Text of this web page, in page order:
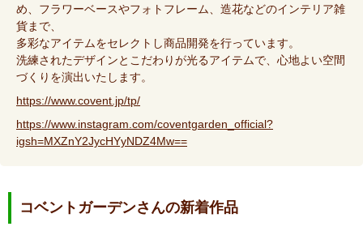
め、フラワーベースやフォトフレーム、造花などのインテリア雑
貨まで、
多彩なアイテムをセレクトし商品開発を行っています。
洗練されたデザインとこだわりが光るアイテムで、心地よい空間
づくりを演出いたします。
https://www.covent.jp/tp/
https://www.instagram.com/coventgarden_official?
igsh=MXZnY2JycHYyNDZ4Mw==
コベントガーデンさんの新着作品